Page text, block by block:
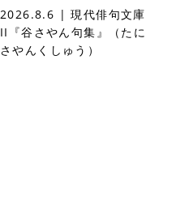
2026.8.6 | 現代俳句文庫
II『谷さやん句集』（たに
さやんくしゅう）